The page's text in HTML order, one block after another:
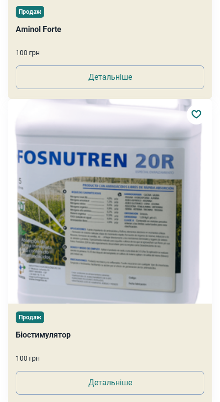
Продаж
Aminol Forte
100 грн
Детальніше
Продаж
Біостимулятор
100 грн
Детальніше